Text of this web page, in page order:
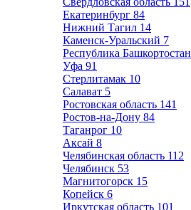
Екатеринбург 84
Нижний Тагил 14
Каменск-Уральский 7
Республика Башкортостан
Уфа 91
Стерлитамак 10
Салават 5
Ростовская область 141
Ростов-на-Дону 84
Таганрог 10
Аксай 8
Челябинская область 112
Челябинск 53
Магнитогорск 15
Копейск 6
Иркутская область 101